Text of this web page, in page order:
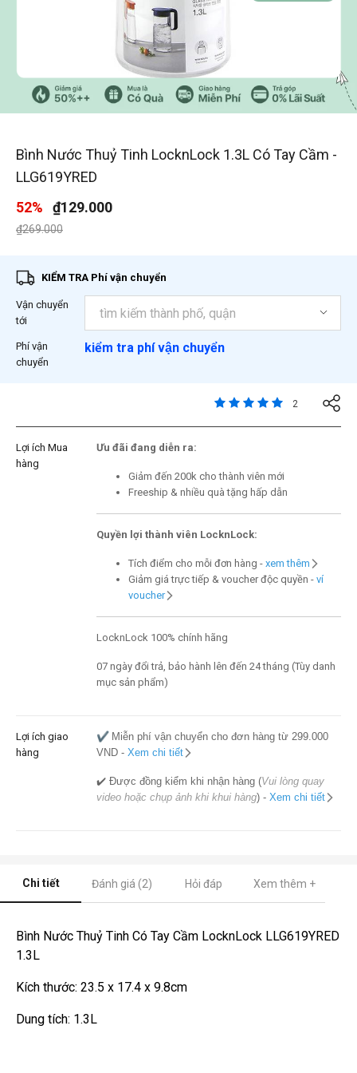
/3
Bình Nước Thuỷ Tinh LocknLock 1.3L Có Tay Cầm -
LLG619YRED
52%
₫129.000
Giá giảm xuống từ
₫269.000đến
KIỂM TRA Phí vận chuyển
Vận chuyển
tới
Phí vận
chuyển
kiểm tra phí vận chuyển
5 trên đánh giá của 5
2
Lợi ích Mua
hàng
Ưu đãi đang diễn ra:
Giảm đến 200k cho thành viên mới
Freeship & nhiều quà tặng hấp dẫn
Quyền lợi thành viên LocknLock:
Tích điểm cho mỗi đơn hàng - xem thêm
Giảm giá trực tiếp & voucher độc quyền - ví
voucher
LocknLock 100% chính hãng
07 ngày đổi trả, bảo hành lên đến 24 tháng (Tùy danh
mục sản phẩm)
Lợi ích giao
hàng
✔️ Miễn phí vận chuyển cho đơn hàng từ 299.000
VND - Xem chi tiết
✔️ Được đồng kiểm khi nhận hàng (Vui lòng quay
video hoặc chụp ảnh khi khui hàng) - Xem chi tiết
Chi tiết Đánh giá (2) Hỏi đáp Xem thêm +
Bình Nước Thuỷ Tinh Có Tay Cầm LocknLock LLG619YRED
1.3L
Kích thước: 23.5 x 17.4 x 9.8cm
Dung tích: 1.3L